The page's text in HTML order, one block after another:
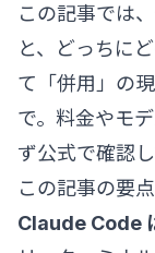
この記事では
と、どっちに
て「併用」の
で。料金やモ
ず公式で確認し
この記事の要点
Claude Code